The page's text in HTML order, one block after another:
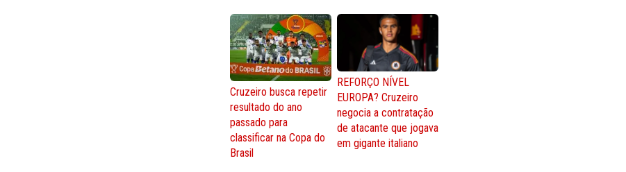
Cruzeiro busca repetir
resultado do ano
passado para
classificar na Copa do
Brasil
REFORÇO NÍVEL
EUROPA? Cruzeiro
negocia a contratação
de atacante que jogava
em gigante italiano